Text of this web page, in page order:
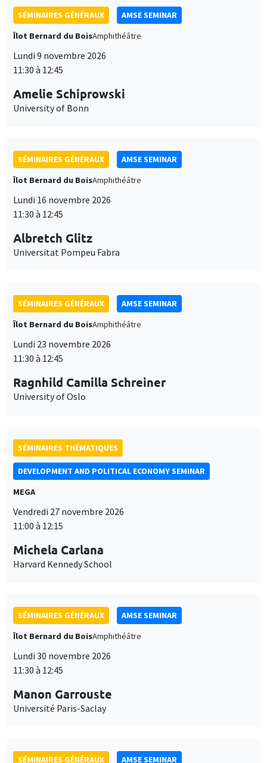
Îlot Bernard du BoisAmphithéâtre
Lundi 9 novembre 2026
11:30 à 12:45
Amelie Schiprowski
University of Bonn
Îlot Bernard du BoisAmphithéâtre
Lundi 16 novembre 2026
11:30 à 12:45
Albretch Glitz
Universitat Pompeu Fabra
Îlot Bernard du BoisAmphithéâtre
Lundi 23 novembre 2026
11:30 à 12:45
Ragnhild Camilla Schreiner
University of Oslo
DEVELOPMENT AND POLITICAL ECONOMY SEMINAR
MEGA
Vendredi 27 novembre 2026
11:00 à 12:15
Michela Carlana
Harvard Kennedy School
Îlot Bernard du BoisAmphithéâtre
Lundi 30 novembre 2026
11:30 à 12:45
Manon Garrouste
Université Paris-Saclay
personnelles
et
des
cookies
politique de confidentialité.
Personnaliser